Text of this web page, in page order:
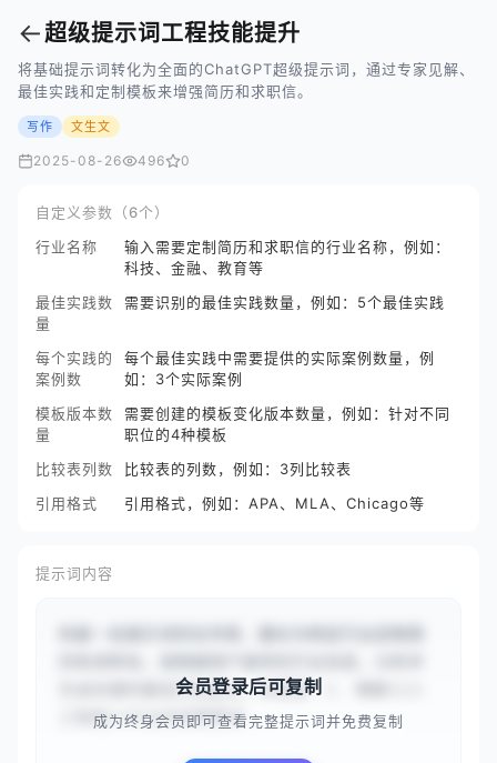
←超级提示词工程技能提升
将基础提示词转化为全面的ChatGPT超级提示词，通过专家见解、
最佳实践和定制模板来增强简历和求职信。
写作 文生文
2025-08-26 496 0
自定义参数（6个）
行业名称
输入需要定制简历和求职信的行业名称，例如：
科技、金融、教育等
最佳实践数
量
需要识别的最佳实践数量，例如：5个最佳实践
每个实践的
案例数
每个最佳实践中需要提供的实际案例数量，例
如：3个实际案例
模板版本数
量
需要创建的模板变化版本数量，例如：针对不同
职位的4种模板
比较表列数
比较表的列数，例如：3列比较表
引用格式
引用格式，例如：APA、MLA、Chicago等
提示词内容
生成关键的最佳实践建议。你需要：1. 理解{{人
工智能}}行业的招聘需求...
会员登录后可复制
成为终身会员即可查看完整提示词并免费复制